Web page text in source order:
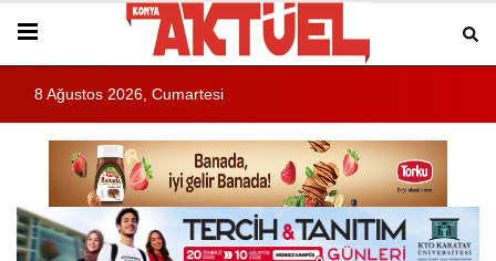
8 Ağustos 2026, Cumartesi